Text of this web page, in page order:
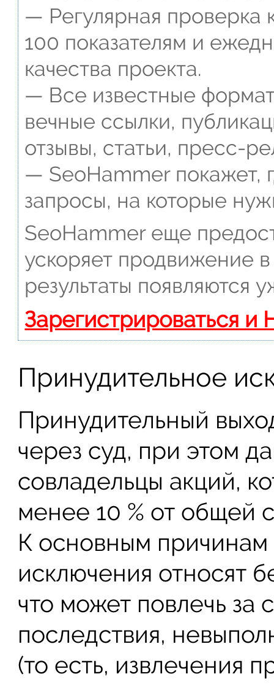
— Регулярная проверка
100 показателям и
качества проекта.
— Все известные
вечные ссылки,
отзывы, статьи, пресс-
— SeoHammer покажет,
запросы, на которые
SeoHammer еще
ускоряет продвижение
результаты появляются
Зарегистрироваться и
Принудительное
Принудительный
через суд, при этом
совладельцы акций,
менее 10 % от общей
К основным причинам
исключения относят
что может повлечь за
последствия,
(то есть, извлечения